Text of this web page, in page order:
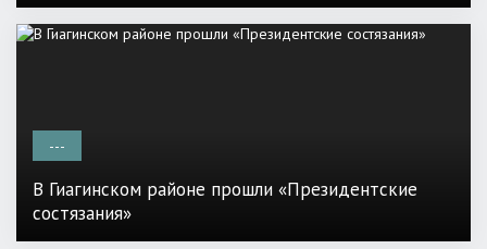
---
В Гиагинском районе прошли «Президентские
состязания»